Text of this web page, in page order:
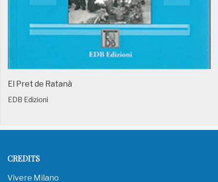
El Pret de Ratanà
EDB Edizioni
CREDITS
Vivere Milano